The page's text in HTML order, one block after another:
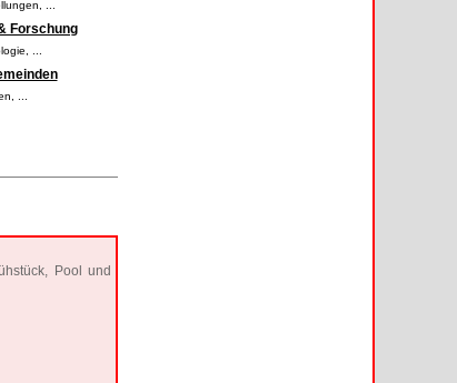
Forschung
Pool und